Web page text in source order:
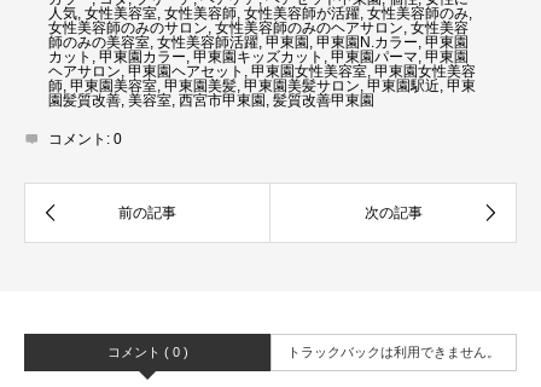
人気, 女性美容室, 女性美容師, 女性美容師が活躍, 女性美容師のみ,
女性美容師のみのサロン, 女性美容師のみのヘアサロン, 女性美容
師のみの美容室, 女性美容師活躍, 甲東園 , 甲東園N.カラー, 甲東園
カット , 甲東園カラー, 甲東園キッズカット , 甲東園パーマ, 甲東園
ヘアサロン, 甲東園ヘアセット , 甲東園女性美容室, 甲東園女性美容
師, 甲東園美容室, 甲東園美髪, 甲東園美髪サロン, 甲東園駅近, 甲東
園髪質改善, 美容室, 西宮市甲東園 , 髪質改善甲東園
コメント: 0
コメント ( 0 ) トラックバックは利用できません。